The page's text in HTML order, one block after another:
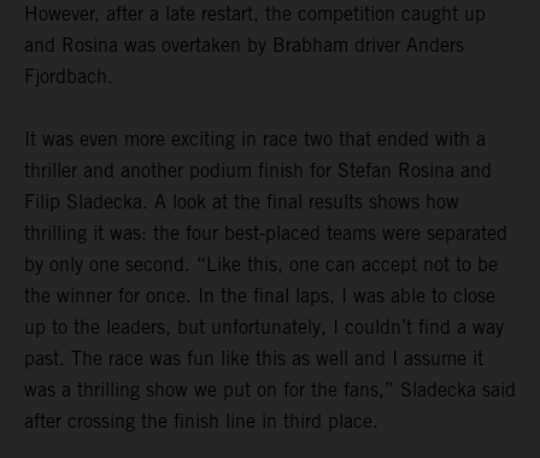
However, after a late restart, the competition caught up
and Rosina was overtaken by Brabham driver Anders
Fjordbach.
It was even more exciting in race two that ended with a
thriller and another podium finish for Stefan Rosina and
Filip Sladecka. A look at the final results shows how
thrilling it was: the four best-placed teams were separated
by only one second. “Like this, one can accept not to be
the winner for once. In the final laps, I was able to close
up to the leaders, but unfortunately, I couldn’t find a way
past. The race was fun like this as well and I assume it
was a thrilling show we put on for the fans,” Sladecka said
after crossing the finish line in third place.